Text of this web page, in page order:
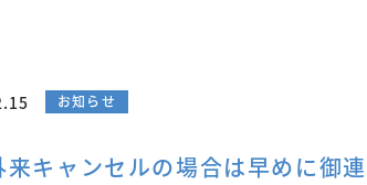
お知らせ
来キャンセルの場合は早めに御